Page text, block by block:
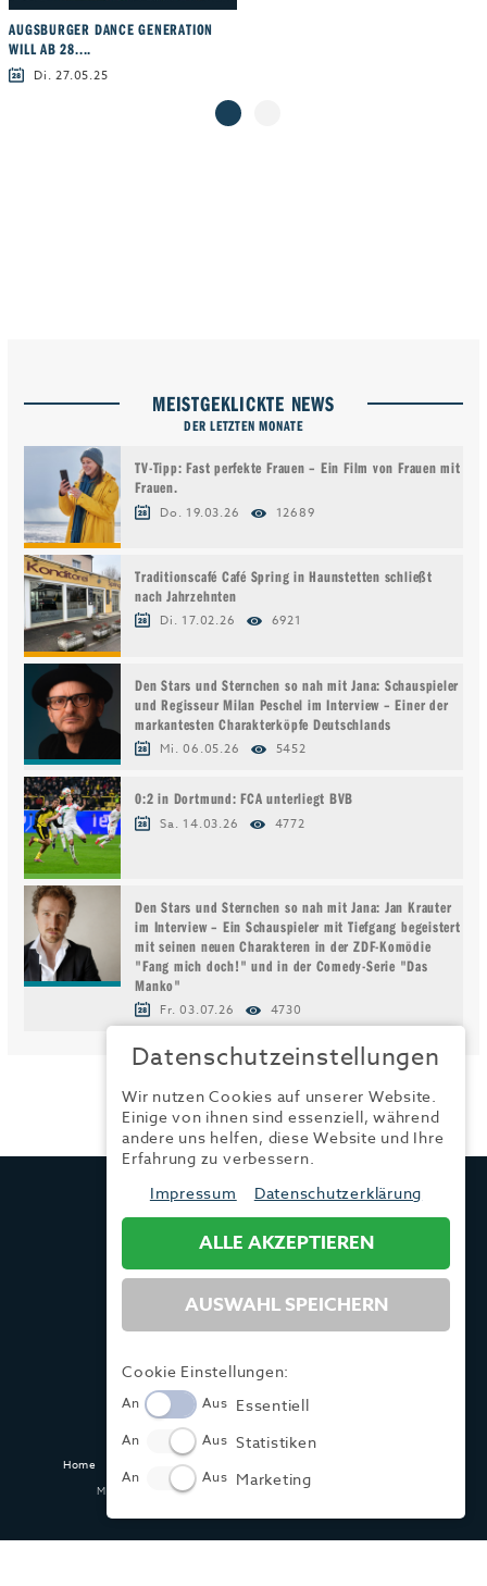
AUGSBURGER DANCE GENERATION
WILL AB 28....
Di. 27.05.25
MEISTGEKLICKTE NEWS
DER LETZTEN MONATE
TV-Tipp: Fast perfekte Frauen – Ein Film von Frauen mit
Frauen.
Do. 19.03.26 12689
Traditionscafé Café Spring in Haunstetten schließt
nach Jahrzehnten
Di. 17.02.26 6921
Den Stars und Sternchen so nah mit Jana: Schauspieler
und Regisseur Milan Peschel im Interview – Einer der
markantesten Charakterköpfe Deutschlands
Mi. 06.05.26 5452
0:2 in Dortmund: FCA unterliegt BVB
Sa. 14.03.26 4772
Den Stars und Sternchen so nah mit Jana: Jan Krauter
im Interview – Ein Schauspieler mit Tiefgang begeistert
mit seinen neuen Charakteren in der ZDF-Komödie
"Fang mich doch!" und in der Comedy-Serie "Das
Manko"
Fr. 03.07.26 4730
TRENDYONE
Fax:
+49 (0) 821 / 99 82 34 41
Home Impressum
Made with ♥ in Dasing und Hamburg @ zwetschke.de
Datenschutzeinstellungen
Wir nutzen Cookies auf unserer Website.
Einige von ihnen sind essenziell, während
andere uns helfen, diese Website und Ihre
Erfahrung zu verbessern.
Impressum
Datenschutzerklärung
ALLE AKZEPTIEREN
AUSWAHL SPEICHERN
Cookie Einstellungen:
An Aus Essentiell
An Aus Statistiken
An Aus Marketing